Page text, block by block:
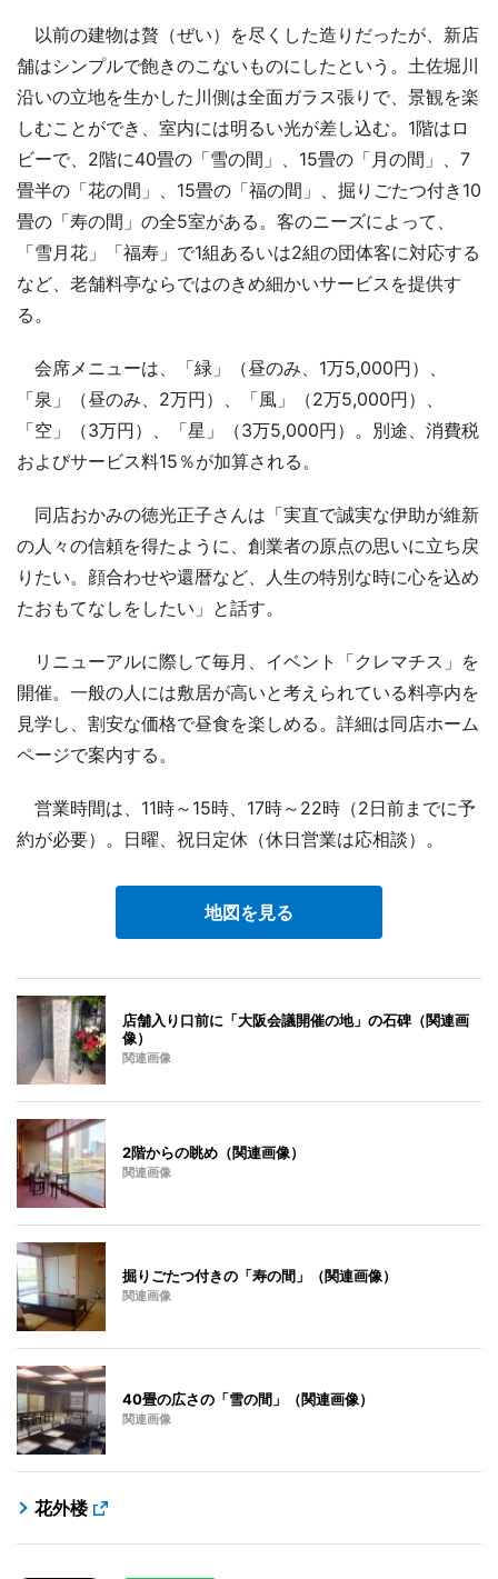
以前の建物は贅（ぜい）を尽くした造りだったが、新店
舗はシンプルで飽きのこないものにしたという。土佐堀川
沿いの立地を生かした川側は全面ガラス張りで、景観を楽
しむことができ、室内には明るい光が差し込む。1階はロ
ビーで、2階に40畳の「雪の間」、15畳の「月の間」、7
畳半の「花の間」、15畳の「福の間」、掘りごたつ付き10
畳の「寿の間」の全5室がある。客のニーズによって、
「雪月花」「福寿」で1組あるいは2組の団体客に対応する
など、老舗料亭ならではのきめ細かいサービスを提供す
る。
会席メニューは、「緑」（昼のみ、1万5,000円）、
「泉」（昼のみ、2万円）、「風」（2万5,000円）、
「空」（3万円）、「星」（3万5,000円）。別途、消費税
およびサービス料15％が加算される。
同店おかみの徳光正子さんは「実直で誠実な伊助が維新
の人々の信頼を得たように、創業者の原点の思いに立ち戻
りたい。顔合わせや還暦など、人生の特別な時に心を込め
たおもてなしをしたい」と話す。
リニューアルに際して毎月、イベント「クレマチス」を
開催。一般の人には敷居が高いと考えられている料亭内を
見学し、割安な価格で昼食を楽しめる。詳細は同店ホーム
ページで案内する。
営業時間は、11時～15時、17時～22時（2日前までに予
約が必要）。日曜、祝日定休（休日営業は応相談）。
地図を見る
店舗入り口前に「大阪会議開催の地」の石碑（関連画
像）
関連画像
2階からの眺め（関連画像）
関連画像
掘りごたつ付きの「寿の間」（関連画像）
関連画像
40畳の広さの「雪の間」（関連画像）
関連画像
花外楼